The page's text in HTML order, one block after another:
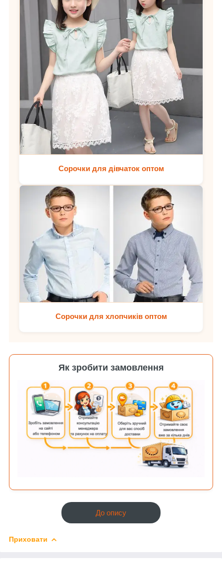
Сорочки для дівчаток оптом
Сорочки для хлопчиків оптом
Як зробити замовлення
До опису
Приховати